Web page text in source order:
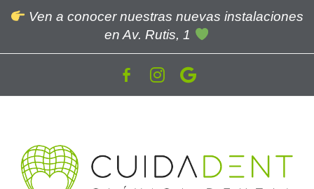
ASÍ SOMOS
1ª CITA GRATIS - 981 91 50 20
Ven a conocer nuestras nuevas instalaciones
en Av. Rutis, 1